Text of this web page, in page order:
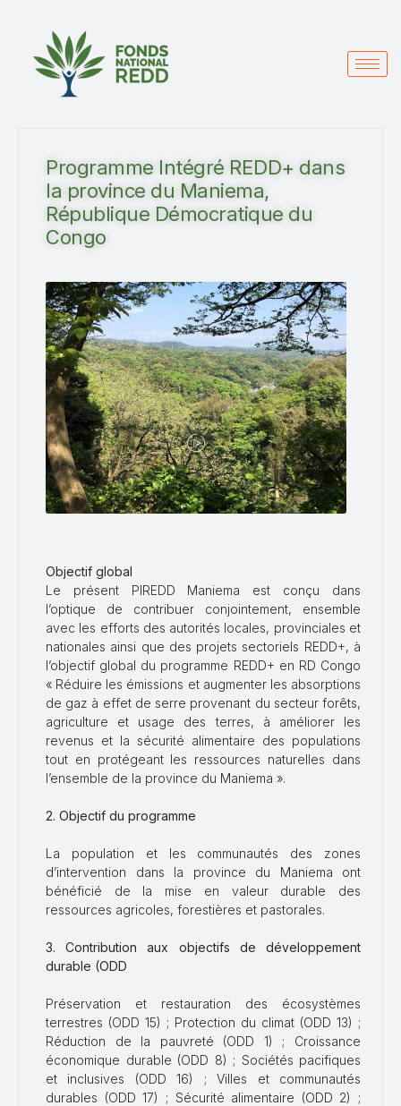
Programme Intégré REDD+ dans
la province du Maniema,
République Démocratique du
Congo
Objectif global
Le présent PIREDD Maniema est conçu dans
l’optique de contribuer conjointement, ensemble
avec les efforts des autorités locales, provinciales et
nationales ainsi que des projets sectoriels REDD+, à
l’objectif global du programme REDD+ en RD Congo
« Réduire les émissions et augmenter les absorptions
de gaz à effet de serre provenant du secteur forêts,
agriculture et usage des terres, à améliorer les
revenus et la sécurité alimentaire des populations
tout en protégeant les ressources naturelles dans
l’ensemble de la province du Maniema ».
2. Objectif du programme
La population et les communautés des zones
d’intervention dans la province du Maniema ont
bénéficié de la mise en valeur durable des
ressources agricoles, forestières et pastorales.
3. Contribution aux objectifs de développement
durable (ODD
Préservation et restauration des écosystèmes
terrestres (ODD 15) ; Protection du climat (ODD 13) ;
Réduction de la pauvreté (ODD 1) ; Croissance
économique durable (ODD 8) ; Sociétés pacifiques
et inclusives (ODD 16) ; Villes et communautés
durables (ODD 17) ; Sécurité alimentaire (ODD 2) ;